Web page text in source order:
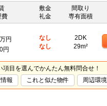
費
敷金
礼金
間取り
専有面積
円
円
なし
なし
2DK
29m²
項目を選んでかんたん無料問合せ！
報 これと似た物件 周辺環境